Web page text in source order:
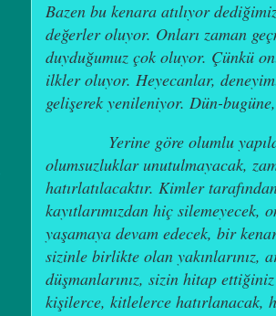
Bazen bu kenara atılıyor
değerler oluyor. Onları zaman
duyduğumuz çok oluyor. Çünkü
ilkler oluyor. Heyecanlar,
gelişerek yenileniyor. Dün-
Yerine göre olumlu
olumsuzluklar unutulmayacak,
hatırlatılacaktır. Kimler
kayıtlarımızdan hiç
yaşamaya devam edecek, bir
sizinle birlikte olan yakınlarınız,
düşmanlarınız, sizin hitap
kişilerce, kitlelerce hatırlanacak,